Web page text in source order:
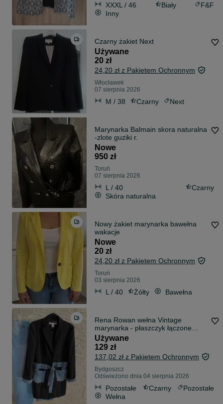
XXXL / 46 Biały
F&F
Inny
Czarny żakiet Next
Używane
20 zł
24,20 zł z Pakietem Ochronnym
Włocławek
07 sierpnia 2026
M / 38 Czarny Next
Marynarka Balmain skora naturalna
-zlote guziki r.
Nowe
950 zł
Toruń
07 sierpnia 2026
L / 40
Czarny
Skóra naturalna
Nowy żakiet marynarka bawełna
wakacje
Nowe
20 zł
24,20 zł z Pakietem Ochronnym
Toruń
03 sierpnia 2026
L / 40 Żółty Bawełna
Rena Rowan wełna Vintage
marynarka - płaszczyk łączone
materiały dżins
Używane
129 zł
137,02 zł z Pakietem Ochronnym
Bydgoszcz
Odświeżono dnia 04 sierpnia 2026
Pozostałe Czarny
Pozostałe
Wełna